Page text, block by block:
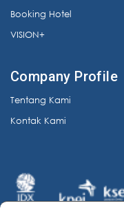
Booking Hotel
VISION+
Company Profile
Tentang Kami
Kontak Kami